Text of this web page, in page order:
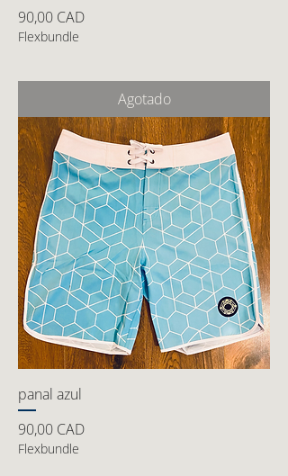
Precio
90,00 CAD
Flexbundle
Agotado
panal azul
Precio
90,00 CAD
Flexbundle